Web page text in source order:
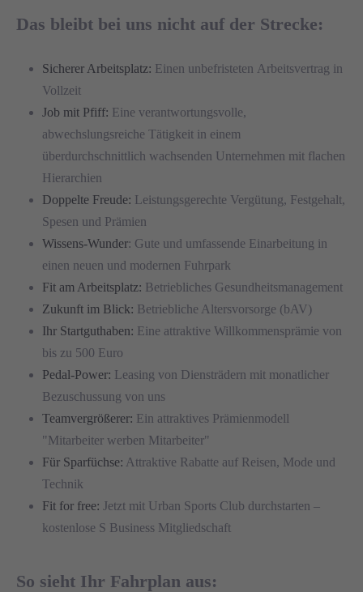
Das bleibt bei uns nicht auf der Strecke:
Sicherer Arbeitsplatz: Einen unbefristeten Arbeitsvertrag in
Vollzeit
Job mit Pfiff: Eine verantwortungsvolle,
abwechslungsreiche Tätigkeit in einem
überdurchschnittlich wachsenden Unternehmen mit flachen
Hierarchien
Doppelte Freude: Leistungsgerechte Vergütung, Festgehalt,
Spesen und Prämien
Wissens-Wunder: Gute und umfassende Einarbeitung in
einen neuen und modernen Fuhrpark
Fit am Arbeitsplatz: Betriebliches Gesundheitsmanagement
Zukunft im Blick: Betriebliche Altersvorsorge (bAV)
Ihr Startguthaben: Eine attraktive Willkommensprämie von
bis zu 500 Euro
Pedal-Power: Leasing von Diensträdern mit monatlicher
Bezuschussung von uns
Teamvergrößerer: Ein attraktives Prämienmodell
"Mitarbeiter werben Mitarbeiter"
Für Sparfüchse: Attraktive Rabatte auf Reisen, Mode und
Technik
Fit for free: Jetzt mit Urban Sports Club durchstarten –
kostenlose S Business Mitgliedschaft
So sieht Ihr Fahrplan aus: